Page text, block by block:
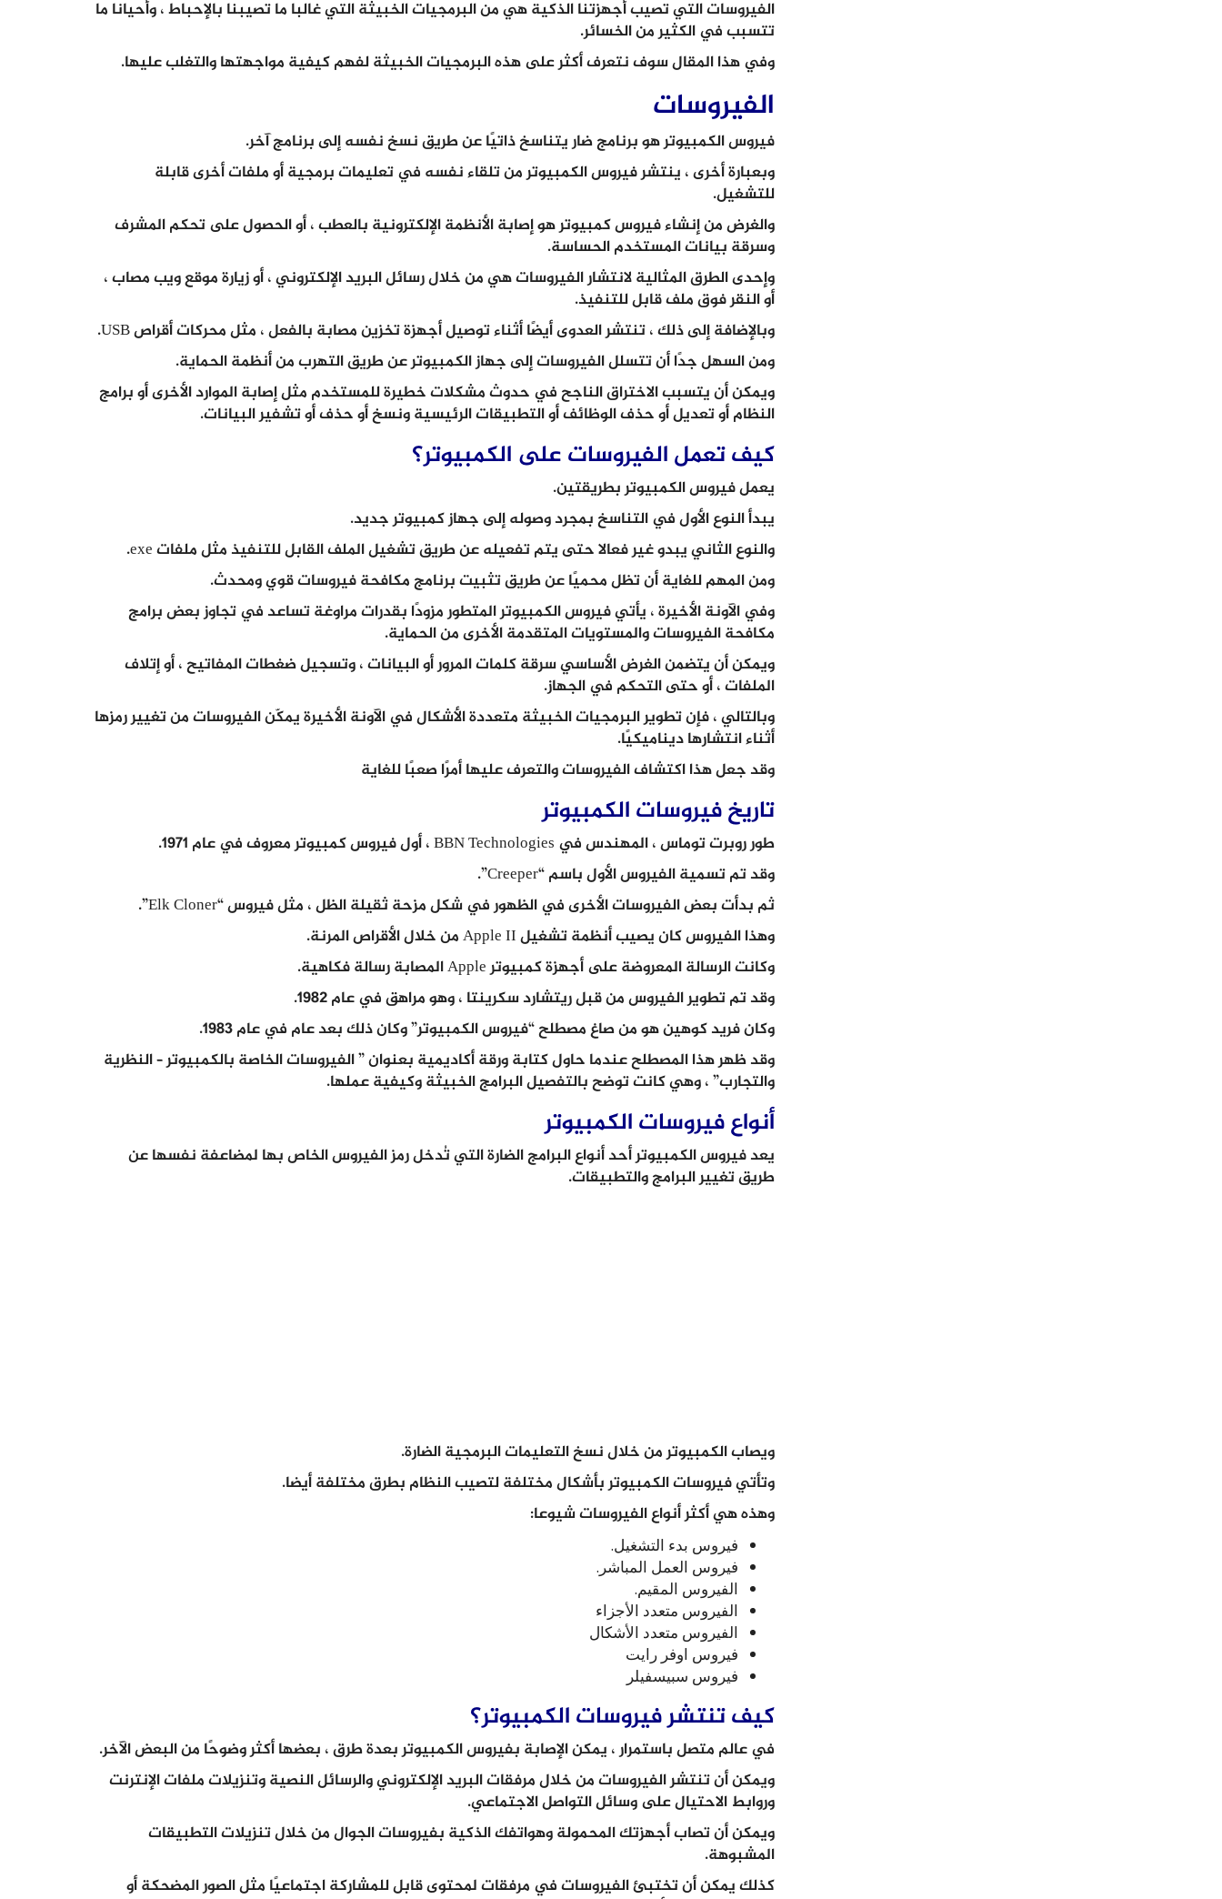
الفيروسات التي تصيب أجهزتنا الذكية هي من البرمجيات الخبيثة التي غالبا ما تصيبنا بالإحباط ، وأحيانا ما
تتسبب في الكثير من الخسائر.
وفي هذا المقال سوف نتعرف أكثر على هذه البرمجيات الخبيثة لفهم كيفية مواجهتها والتغلب عليها.
الفيروسات
فيروس الكمبيوتر هو برنامج ضار يتناسخ ذاتيًا عن طريق نسخ نفسه إلى برنامج آخر.
وبعبارة أخرى ، ينتشر فيروس الكمبيوتر من تلقاء نفسه في تعليمات برمجية أو ملفات أخرى قابلة
للتشغيل.
والغرض من إنشاء فيروس كمبيوتر هو إصابة الأنظمة الإلكترونية بالعطب ، أو الحصول على تحكم المشرف
وسرقة بيانات المستخدم الحساسة.
وإحدى الطرق المثالية لانتشار الفيروسات هي من خلال رسائل البريد الإلكتروني ، أو زيارة موقع ويب مصاب ،
أو النقر فوق ملف قابل للتنفيذ.
وبالإضافة إلى ذلك ، تنتشر العدوى أيضًا أثناء توصيل أجهزة تخزين مصابة بالفعل ، مثل محركات أقراص USB.
ومن السهل جدًا أن تتسلل الفيروسات إلى جهاز الكمبيوتر عن طريق التهرب من أنظمة الحماية.
ويمكن أن يتسبب الاختراق الناجح في حدوث مشكلات خطيرة للمستخدم مثل إصابة الموارد الأخرى أو برامج
النظام أو تعديل أو حذف الوظائف أو التطبيقات الرئيسية ونسخ أو حذف أو تشفير البيانات.
كيف تعمل الفيروسات على الكمبيوتر؟
يعمل فيروس الكمبيوتر بطريقتين.
يبدأ النوع الأول في التناسخ بمجرد وصوله إلى جهاز كمبيوتر جديد.
والنوع الثاني يبدو غير فعالا حتى يتم تفعيله عن طريق تشغيل الملف القابل للتنفيذ مثل ملفات exe.
ومن المهم للغاية أن تظل محميًا عن طريق تثبيت برنامج مكافحة فيروسات قوي ومحدث.
وفي الآونة الأخيرة ، يأتي فيروس الكمبيوتر المتطور مزودًا بقدرات مراوغة تساعد في تجاوز بعض برامج
مكافحة الفيروسات والمستويات المتقدمة الأخرى من الحماية.
ويمكن أن يتضمن الغرض الأساسي سرقة كلمات المرور أو البيانات ، وتسجيل ضغطات المفاتيح ، أو إتلاف
الملفات ، أو حتى التحكم في الجهاز.
وبالتالي ، فإن تطوير البرمجيات الخبيثة متعددة الأشكال في الآونة الأخيرة يمكّن الفيروسات من تغيير رمزها
أثناء انتشارها ديناميكيًا.
وقد جعل هذا اكتشاف الفيروسات والتعرف عليها أمرًا صعبًا للغاية
تاريخ فيروسات الكمبيوتر
طور روبرت توماس ، المهندس في BBN Technologies ، أول فيروس كمبيوتر معروف في عام 1971.
وقد تم تسمية الفيروس الأول باسم “Creeper”.
ثم بدأت بعض الفيروسات الأخرى في الظهور في شكل مزحة ثقيلة الظل ، مثل فيروس “Elk Cloner”.
وهذا الفيروس كان يصيب أنظمة تشغيل Apple II من خلال الأقراص المرنة.
وكانت الرسالة المعروضة على أجهزة كمبيوتر Apple المصابة رسالة فكاهية.
وقد تم تطوير الفيروس من قبل ريتشارد سكرينتا ، وهو مراهق في عام 1982.
وكان فريد كوهين هو من صاغ مصطلح “فيروس الكمبيوتر” وكان ذلك بعد عام في عام 1983.
وقد ظهر هذا المصطلح عندما حاول كتابة ورقة أكاديمية بعنوان ” الفيروسات الخاصة بالكمبيوتر – النظرية
والتجارب” ، وهي كانت توضح بالتفصيل البرامج الخبيثة وكيفية عملها.
أنواع فيروسات الكمبيوتر
يعد فيروس الكمبيوتر أحد أنواع البرامج الضارة التي تُدخل رمز الفيروس الخاص بها لمضاعفة نفسها عن
طريق تغيير البرامج والتطبيقات.
ويصاب الكمبيوتر من خلال نسخ التعليمات البرمجية الضارة.
وتأتي فيروسات الكمبيوتر بأشكال مختلفة لتصيب النظام بطرق مختلفة أيضا.
وهذه هي أكثر أنواع الفيروسات شيوعا:
فيروس بدء التشغيل.
فيروس العمل المباشر.
الفيروس المقيم.
الفيروس متعدد الأجزاء
الفيروس متعدد الأشكال
فيروس اوفر رايت
فيروس سبيسفيلر
كيف تنتشر فيروسات الكمبيوتر؟
في عالم متصل باستمرار ، يمكن الإصابة بفيروس الكمبيوتر بعدة طرق ، بعضها أكثر وضوحًا من البعض الآخر.
ويمكن أن تنتشر الفيروسات من خلال مرفقات البريد الإلكتروني والرسائل النصية وتنزيلات ملفات الإنترنت
وروابط الاحتيال على وسائل التواصل الاجتماعي.
ويمكن أن تصاب أجهزتك المحمولة وهواتفك الذكية بفيروسات الجوال من خلال تنزيلات التطبيقات
المشبوهة.
كذلك يمكن أن تختبئ الفيروسات في مرفقات لمحتوى قابل للمشاركة اجتماعيًا مثل الصور المضحكة أو